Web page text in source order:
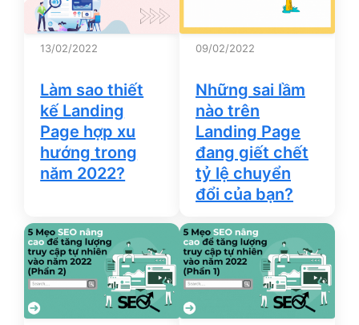
13/02/2022
Làm sao thiết
kế Landing
Page hợp xu
hướng trong
năm 2022?
09/02/2022
Những sai lầm
nào trên
Landing Page
đang giết chết
tỷ lệ chuyển
đổi của bạn?